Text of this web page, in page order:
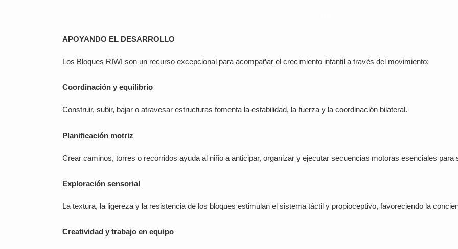
APOYANDO EL DESARROLLO
Los Bloques RIWI son un recurso excepcional para acompañar el crecimiento infantil a través del movimiento:
Coordinación y equilibrio
Construir, subir, bajar o atravesar estructuras fomenta la estabilidad, la fuerza y la coordinación bilateral.
Planificación motriz
Crear caminos, torres o recorridos ayuda al niño a anticipar, organizar y ejecutar secuencias motoras esenciales para
Exploración sensorial
La textura, la ligereza y la resistencia de los bloques estimulan el sistema táctil y propioceptivo, favoreciendo la
Creatividad y trabajo en equipo